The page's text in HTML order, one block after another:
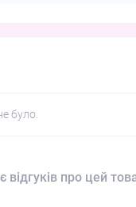
було.
відгуків про цей